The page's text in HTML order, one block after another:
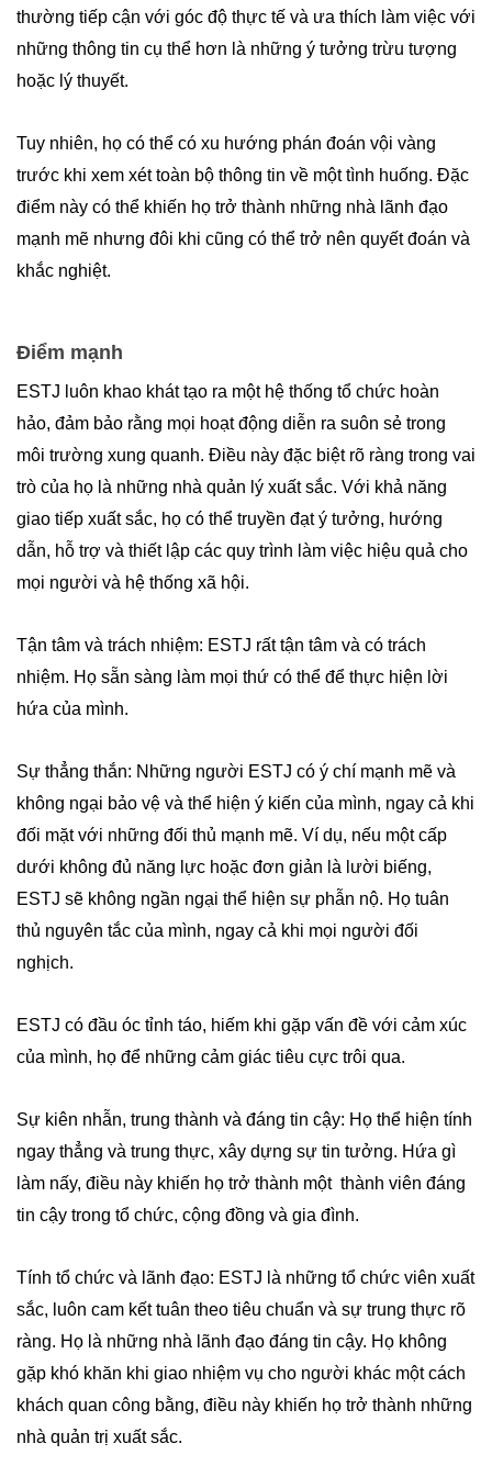
thường tiếp cận với góc độ thực tế và ưa thích làm việc với
những thông tin cụ thể hơn là những ý tưởng trừu tượng
hoặc lý thuyết.
Tuy nhiên, họ có thể có xu hướng phán đoán vội vàng
trước khi xem xét toàn bộ thông tin về một tình huống. Đặc
điểm này có thể khiến họ trở thành những nhà lãnh đạo
mạnh mẽ nhưng đôi khi cũng có thể trở nên quyết đoán và
khắc nghiệt.
Điểm mạnh
ESTJ luôn khao khát tạo ra một hệ thống tổ chức hoàn
hảo, đảm bảo rằng mọi hoạt động diễn ra suôn sẻ trong
môi trường xung quanh. Điều này đặc biệt rõ ràng trong vai
trò của họ là những nhà quản lý xuất sắc. Với khả năng
giao tiếp xuất sắc, họ có thể truyền đạt ý tưởng, hướng
dẫn, hỗ trợ và thiết lập các quy trình làm việc hiệu quả cho
mọi người và hệ thống xã hội.
Tận tâm và trách nhiệm: ESTJ rất tận tâm và có trách
nhiệm. Họ sẵn sàng làm mọi thứ có thể để thực hiện lời
hứa của mình.
Sự thẳng thắn: Những người ESTJ có ý chí mạnh mẽ và
không ngại bảo vệ và thể hiện ý kiến của mình, ngay cả khi
đối mặt với những đối thủ mạnh mẽ. Ví dụ, nếu một cấp
dưới không đủ năng lực hoặc đơn giản là lười biếng,
ESTJ sẽ không ngần ngại thể hiện sự phẫn nộ. Họ tuân
thủ nguyên tắc của mình, ngay cả khi mọi người đối
nghịch.
ESTJ có đầu óc tỉnh táo, hiếm khi gặp vấn đề với cảm xúc
của mình, họ để những cảm giác tiêu cực trôi qua.
Sự kiên nhẫn, trung thành và đáng tin cậy: Họ thể hiện tính
ngay thẳng và trung thực, xây dựng sự tin tưởng. Hứa gì
làm nấy, điều này khiến họ trở thành một thành viên đáng
tin cậy trong tổ chức, cộng đồng và gia đình.
Tính tổ chức và lãnh đạo: ESTJ là những tổ chức viên xuất
sắc, luôn cam kết tuân theo tiêu chuẩn và sự trung thực rõ
ràng. Họ là những nhà lãnh đạo đáng tin cậy. Họ không
gặp khó khăn khi giao nhiệm vụ cho người khác một cách
khách quan công bằng, điều này khiến họ trở thành những
nhà quản trị xuất sắc.